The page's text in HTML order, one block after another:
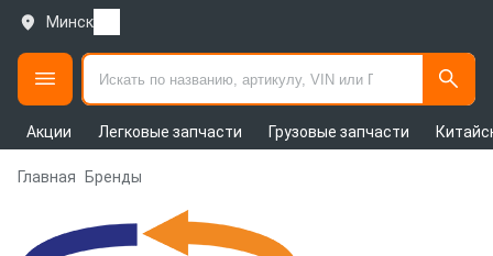
Минск
Акции Легковые запчасти Грузовые запчасти
Главная Бренды